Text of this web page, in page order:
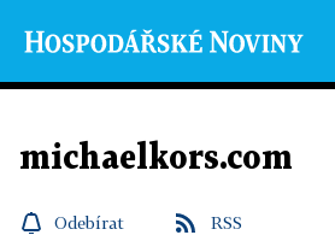
michaelkors.com
Odebírat RSS